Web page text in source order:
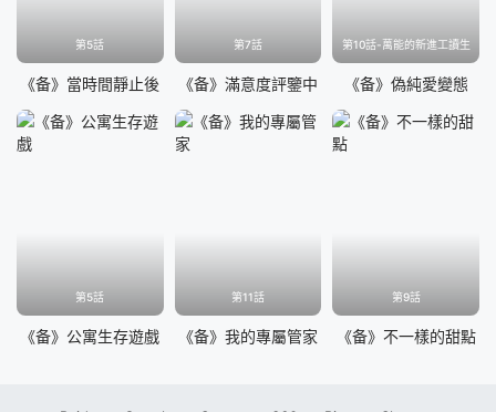
第5話
《备》當時間靜止後
第7話
《备》滿意度評鑒中
第10話-萬能的新進工讀生
《备》偽純愛變態
第5話
《备》公寓生存遊戲
第11話
《备》我的專屬管家
第9話
《备》不一樣的甜點